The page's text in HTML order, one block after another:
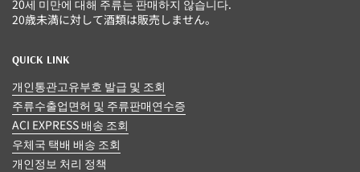
20세 미만에 대해 주류는 판매하지 않습니다.
20歳未満に対して酒類は販売しません。
QUICK LINK
개인통관고유부호 발급 및 조회
주류수출업면허 및 주류판매연수증
ACI EXPRESS 배송 조회
우체국 택배 배송 조회
개인정보 처리 정책